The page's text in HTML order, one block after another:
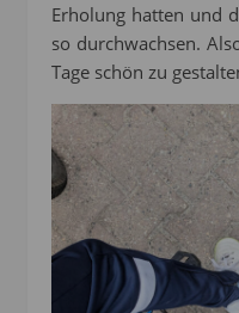
Erholung hatten und
so durchwachsen.
Tage schön zu